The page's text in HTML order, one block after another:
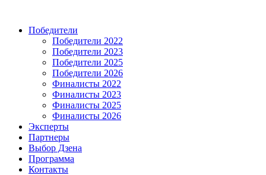
Победители
Победители 2022
Победители 2023
Победители 2025
Победители 2026
Финалисты 2022
Финалисты 2023
Финалисты 2025
Финалисты 2026
Эксперты
Партнеры
Выбор Дзена
Программа
Контакты